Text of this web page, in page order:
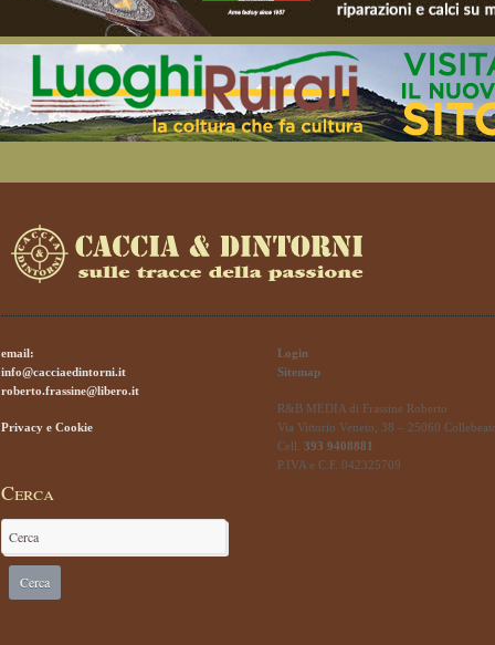
email:
info@cacciaedintorni.it
roberto.frassine@libero.it
Privacy e Cookie
Cerca
Login
Sitemap
R&B MEDIA di Frassine Roberto
Via Vittorio Veneto, 38 – 25060
Cell. 393 9408881
P.IVA e C.F. 042325709